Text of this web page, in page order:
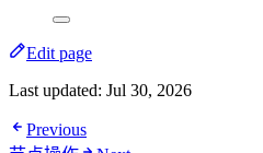
Edit page
Last updated: Jul 30, 2026
Previous